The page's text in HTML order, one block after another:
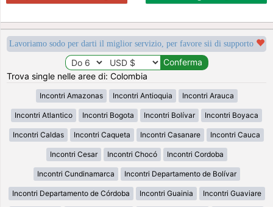
Lavoriamo sodo per darti il miglior servizio, per favore sii di supporto
Trova single nelle aree di: Colombia
Incontri Amazonas Incontri Antioquia Incontri Arauca
Incontri Atlantico Incontri Bogota Incontri Bolívar Incontri Boyaca
Incontri Caldas Incontri Caqueta Incontri Casanare Incontri Cauca
Incontri Cesar Incontri Chocó Incontri Cordoba
Incontri Cundinamarca Incontri Departamento de Bolívar
Incontri Departamento de Córdoba Incontri Guainia Incontri Guaviare